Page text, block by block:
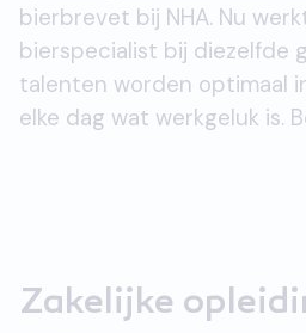
bierbrevet bij NHA. Nu
bierspecialist bij diezelfde
talenten worden optimaal
elke dag wat werkgeluk is.
Zakelijke